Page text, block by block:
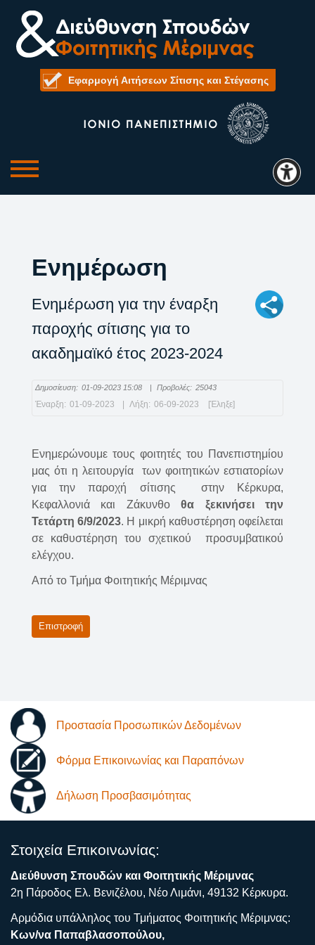
Εφαρμογή Αιτήσεων Σίτισης και Στέγασης
Ενημέρωση
Ενημέρωση για την έναρξη
παροχής σίτισης για το
ακαδημαϊκό έτος 2023-2024
Δημοσίευση: 01-09-2023 15:08 | Προβολές: 25043
Έναρξη: 01-09-2023 Λήξη: 06-09-2023 [Έληξε]
Ενημερώνουμε τους φοιτητές του Πανεπιστημίου
μας ότι η λειτουργία των φοιτητικών εστιατορίων
για την παροχή σίτισης στην Κέρκυρα,
Κεφαλλονιά και Ζάκυνθοθα ξεκινήσει την
Τετάρτη 6/9/2023. Η μικρή καθυστέρηση οφείλεται
σε καθυστέρηση του σχετικού προσυμβατικού
ελέγχου.
Από το Τμήμα Φοιτητικής Μέριμνας
Επιστροφή
Προστασία Προσωπικών Δεδομένων
Φόρμα Επικοινωνίας και Παραπόνων
Δήλωση Προσβασιμότητας
Στοιχεία Επικοινωνίας:
Διεύθυνση Σπουδών και Φοιτητικής Μέριμνας
2η Πάροδος Ελ. Βενιζέλου, Νέο Λιμάνι, 49132 Κέρκυρα.
Αρμόδια υπάλληλος του Τμήματος Φοιτητικής Μέριμνας:
Κων/να Παπαβλασοπούλου,